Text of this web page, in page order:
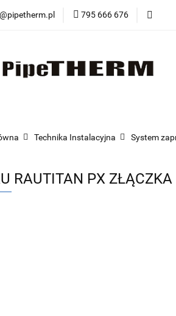
795 666 676
Kategorie
Narzędzia
Technika Instalacyjna System
RAUTITAN PX